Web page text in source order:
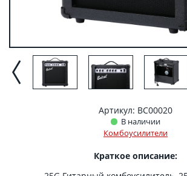
Артикул: BC00020
В наличии
Комбоусилители
Краткое описание: